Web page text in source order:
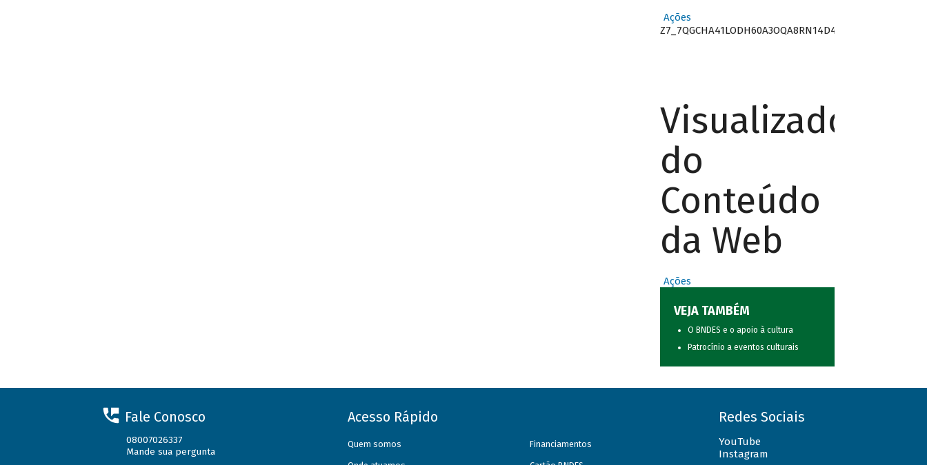
Ações
Z7_7QGCHA41LODH60A3OQA8RN14D4
Visualizador
do
Conteúdo
da Web
Ações
VEJA TAMBÉM
O BNDES e o apoio à cultura
Patrocínio a eventos culturais
Fale Conosco
08007026337
Mande sua pergunta
Acesso Rápido
Quem somos Financiamentos
Redes Sociais
YouTube
Instagram